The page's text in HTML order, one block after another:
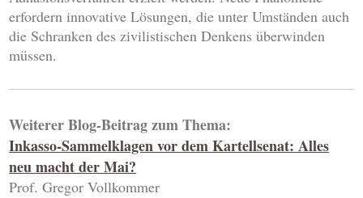
erfordern innovative Lösungen, die unter Umständen auch
die Schranken des zivilistischen Denkens überwinden
müssen.
Weiterer Blog-Beitrag zum Thema:
Inkasso-Sammelklagen vor dem Kartellsenat: Alles
neu macht der Mai?
Prof. Gregor Vollkommer